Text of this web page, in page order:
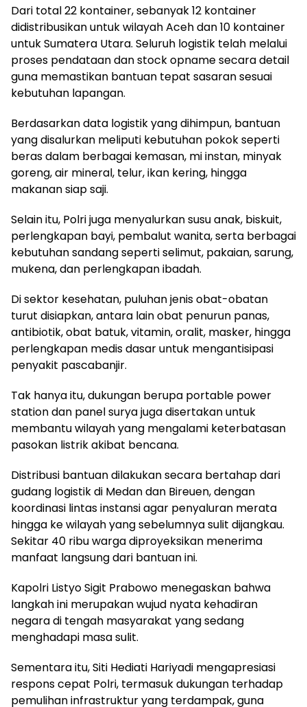
Dari total 22 kontainer, sebanyak 12 kontainer
didistribusikan untuk wilayah Aceh dan 10 kontainer
untuk Sumatera Utara. Seluruh logistik telah melalui
proses pendataan dan stock opname secara detail
guna memastikan bantuan tepat sasaran sesuai
kebutuhan lapangan.
Berdasarkan data logistik yang dihimpun, bantuan
yang disalurkan meliputi kebutuhan pokok seperti
beras dalam berbagai kemasan, mi instan, minyak
goreng, air mineral, telur, ikan kering, hingga
makanan siap saji.
Selain itu, Polri juga menyalurkan susu anak, biskuit,
perlengkapan bayi, pembalut wanita, serta berbagai
kebutuhan sandang seperti selimut, pakaian, sarung,
mukena, dan perlengkapan ibadah.
Di sektor kesehatan, puluhan jenis obat-obatan
turut disiapkan, antara lain obat penurun panas,
antibiotik, obat batuk, vitamin, oralit, masker, hingga
perlengkapan medis dasar untuk mengantisipasi
penyakit pascabanjir.
Tak hanya itu, dukungan berupa portable power
station dan panel surya juga disertakan untuk
membantu wilayah yang mengalami keterbatasan
pasokan listrik akibat bencana.
Distribusi bantuan dilakukan secara bertahap dari
gudang logistik di Medan dan Bireuen, dengan
koordinasi lintas instansi agar penyaluran merata
hingga ke wilayah yang sebelumnya sulit dijangkau.
Sekitar 40 ribu warga diproyeksikan menerima
manfaat langsung dari bantuan ini.
Kapolri Listyo Sigit Prabowo menegaskan bahwa
langkah ini merupakan wujud nyata kehadiran
negara di tengah masyarakat yang sedang
menghadapi masa sulit.
Sementara itu, Siti Hediati Hariyadi mengapresiasi
respons cepat Polri, termasuk dukungan terhadap
pemulihan infrastruktur yang terdampak, guna